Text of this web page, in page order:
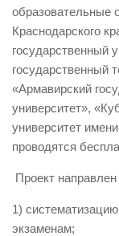
образовательные
Краснодарского
государственный
государственный
«Армавирский
университет»,
университет
проводятся
Проект
1)
экзаменам;